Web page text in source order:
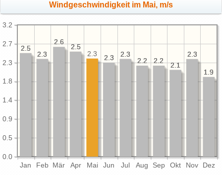
Windgeschwindigkeit im Mai, m/s
Jan Feb Mär Apr Mai Jun Jul Aug Sep Okt Nov Dez
0.0
0.5
0.9
1.4
1.8
2.3
2.7
3.2
1.9
2.3
2.1
2.2
2.2
2.3
2.3
2.5
2.6
2.3
2.5
1.9
2.3
2.1
2.2
2.2
2.3
2.3
2.3
2.5
2.6
2.3
2.5